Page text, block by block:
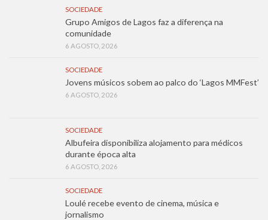
SOCIEDADE
Grupo Amigos de Lagos faz a diferença na
comunidade
6 AGOSTO, 2026
SOCIEDADE
Jovens músicos sobem ao palco do ‘Lagos MMFest’
6 AGOSTO, 2026
SOCIEDADE
Albufeira disponibiliza alojamento para médicos
durante época alta
6 AGOSTO, 2026
SOCIEDADE
Loulé recebe evento de cinema, música e
jornalismo